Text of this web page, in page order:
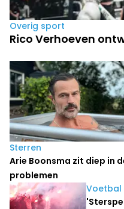
Overig sport
Rico Verhoeven
Sterren
Arie Boonsma zit diep in
problemen
Voetbal